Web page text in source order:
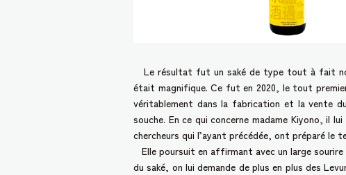
Le résultat fut un saké de type tout à fait
était magnifique. Ce fut en 2020, le tout premier
véritablement dans la fabrication et la vente
souche. En ce qui concerne madame Kiyono, il
chercheurs qui l’ayant précédée, ont préparé le
Elle poursuit en affirmant avec un large
du saké, on lui demande de plus en plus des